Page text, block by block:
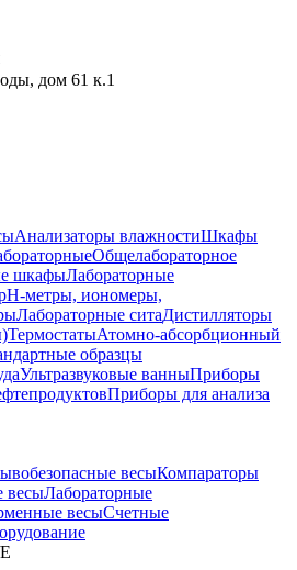
дом 61 к.1
Анализаторы влажностиШкафы
Общелабораторное
шкафыЛабораторные
метры, иономеры,
Лабораторные ситаДистилляторы
ТермостатыАтомно-абсорбционный
образцы
Ультразвуковые ванныПриборы
Приборы для анализа
весыКомпараторы
весыЛабораторные
весыСчетные